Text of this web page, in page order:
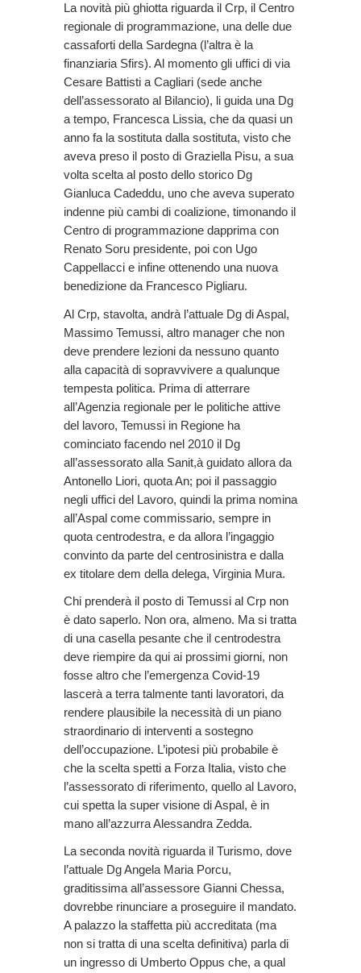
La novità più ghiotta riguarda il Crp, il Centro
regionale di programmazione, una delle due
cassaforti della Sardegna (l’altra è la
finanziaria Sfirs). Al momento gli uffici di via
Cesare Battisti a Cagliari (sede anche
dell’assessorato al Bilancio), li guida una Dg
a tempo, Francesca Lissia, che da quasi un
anno fa la sostituta dalla sostituta, visto che
aveva preso il posto di Graziella Pisu, a sua
volta scelta al posto dello storico Dg
Gianluca Cadeddu, uno che aveva superato
indenne più cambi di coalizione, timonando il
Centro di programmazione dapprima con
Renato Soru presidente, poi con Ugo
Cappellacci e infine ottenendo una nuova
benedizione da Francesco Pigliaru.
Al Crp, stavolta, andrà l’attuale Dg di Aspal,
Massimo Temussi, altro manager che non
deve prendere lezioni da nessuno quanto
alla capacità di sopravvivere a qualunque
tempesta politica. Prima di atterrare
all’Agenzia regionale per le politiche attive
del lavoro, Temussi in Regione ha
cominciato facendo nel 2010 il Dg
all’assessorato alla Sanit,à guidato allora da
Antonello Liori, quota An; poi il passaggio
negli uffici del Lavoro, quindi la prima nomina
all’Aspal come commissario, sempre in
quota centrodestra, e da allora l’ingaggio
convinto da parte del centrosinistra e dalla
ex titolare dem della delega, Virginia Mura.
Chi prenderà il posto di Temussi al Crp non
è dato saperlo. Non ora, almeno. Ma si tratta
di una casella pesante che il centrodestra
deve riempire da qui ai prossimi giorni, non
fosse altro che l’emergenza Covid-19
lascerà a terra talmente tanti lavoratori, da
rendere plausibile la necessità di un piano
straordinario di interventi a sostegno
dell’occupazione. L’ipotesi più probabile è
che la scelta spetti a Forza Italia, visto che
l’assessorato di riferimento, quello al Lavoro,
cui spetta la super visione di Aspal, è in
mano all’azzurra Alessandra Zedda.
La seconda novità riguarda il Turismo, dove
l’attuale Dg Angela Maria Porcu,
graditissima all’assessore Gianni Chessa,
dovrebbe rinunciare a proseguire il mandato.
A palazzo la staffetta più accreditata (ma
non si tratta di una scelta definitiva) parla di
un ingresso di Umberto Oppus che, a qual